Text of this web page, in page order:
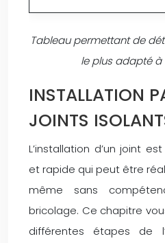
Tableau permettant de
le plus adapté à
INSTALLATION
JOINTS
L’installation d’un joint
et rapide qui peut être
même sans
bricolage. Ce chapitre
différentes étapes de